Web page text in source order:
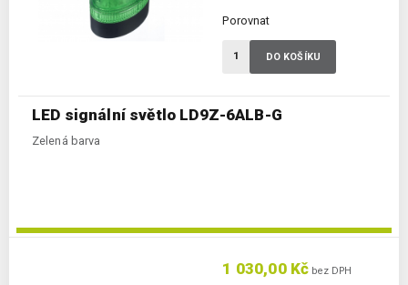
LED signální světlo LD9Z-6ALB-G
Zelená barva
Porovnat
DO KOŠÍKU
1 030,00 Kč bez DPH